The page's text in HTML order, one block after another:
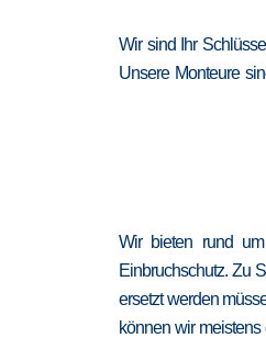
Wir sind Ihr
Unsere Monteure
Wir bieten rund um
Einbruchschutz. Zu
ersetzt werden
können wir